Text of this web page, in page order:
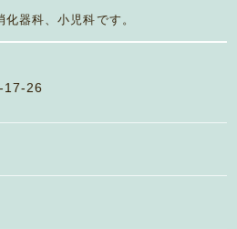
化器科、小児科です。
17-26